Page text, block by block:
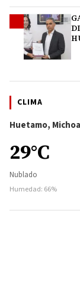
CLIMA
Huetamo,
29°C
Nublado
Humedad: 66%